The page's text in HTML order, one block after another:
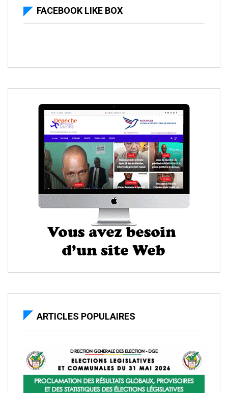
FACEBOOK LIKE BOX
ARTICLES POPULAIRES